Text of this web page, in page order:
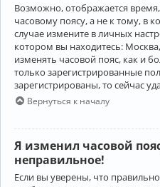
Возможно, отображается
часовому поясу, а не к тому, в
случае измените в личных
котором вы находитесь:
изменять часовой пояс, как и
только зарегистрированные
зарегистрированы, то сейчас
Вернуться к началу
Я изменил часовой
неправильное!
Если вы уверены, что